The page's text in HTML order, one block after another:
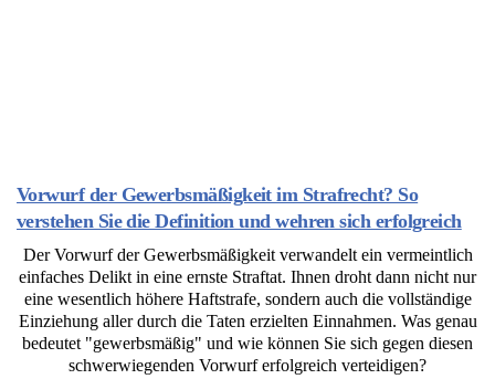
Vorwurf der Gewerbsmäßigkeit im Strafrecht? So
verstehen Sie die Definition und wehren sich erfolgreich
Der Vorwurf der Gewerbsmäßigkeit verwandelt ein vermeintlich
einfaches Delikt in eine ernste Straftat. Ihnen droht dann nicht nur
eine wesentlich höhere Haftstrafe, sondern auch die vollständige
Einziehung aller durch die Taten erzielten Einnahmen. Was genau
bedeutet "gewerbsmäßig" und wie können Sie sich gegen diesen
schwerwiegenden Vorwurf erfolgreich verteidigen?